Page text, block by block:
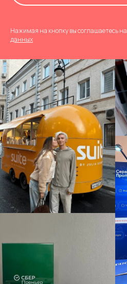
Нажимая на кнопку вы соглашаетесь на
данных